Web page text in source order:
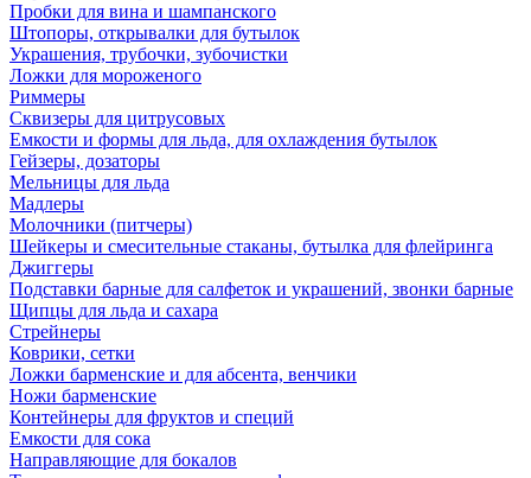
Пробки для вина и шампанского
Штопоры, открывалки для бутылок
Украшения, трубочки, зубочистки
Ложки для мороженого
Риммеры
Сквизеры для цитрусовых
Емкости и формы для льда, для охлаждения бутылок
Гейзеры, дозаторы
Мельницы для льда
Мадлеры
Молочники (питчеры)
Шейкеры и смесительные стаканы, бутылка для флейринга
Джиггеры
Подставки барные для салфеток и украшений, звонки барные
Щипцы для льда и сахара
Стрейнеры
Коврики, сетки
Ложки барменские и для абсента, венчики
Ножи барменские
Контейнеры для фруктов и специй
Емкости для сока
Направляющие для бокалов